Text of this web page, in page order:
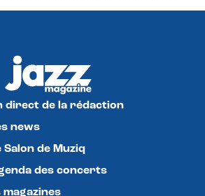
direct de la rédaction
news
Salon de Muziq
des concerts
magazines